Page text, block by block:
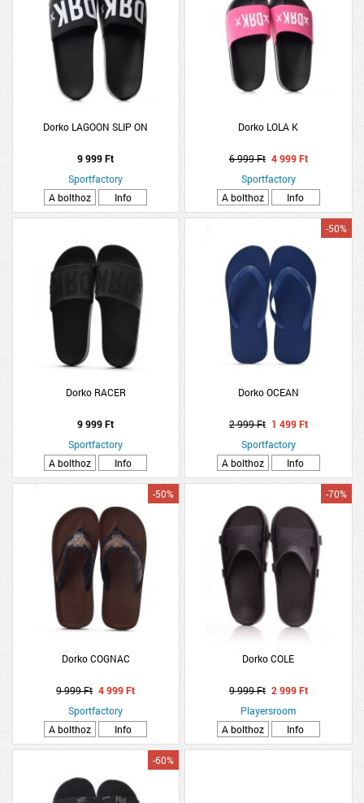
Dorko LAGOON SLIP ON
9 999 Ft
Sportfactory
A bolthoz
Info
Dorko LOLA K
6 999 Ft 4 999 Ft
Sportfactory
A bolthoz
Info
Dorko RACER
9 999 Ft
Sportfactory
A bolthoz
Info
Dorko OCEAN
-50%
2 999 Ft 1 499 Ft
Sportfactory
A bolthoz
Info
Dorko COGNAC
-50%
9 999 Ft 4 999 Ft
Sportfactory
A bolthoz
Info
Dorko COLE
-70%
9 999 Ft 2 999 Ft
Playersroom
A bolthoz
Info
-60%